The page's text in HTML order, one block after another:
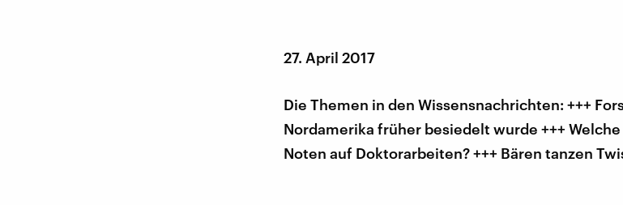
27. April 2017
Die Themen in den Wissensnachrichten: +++
Nordamerika früher besiedelt wurde +++
Noten auf Doktorarbeiten? +++ Bären tanzen